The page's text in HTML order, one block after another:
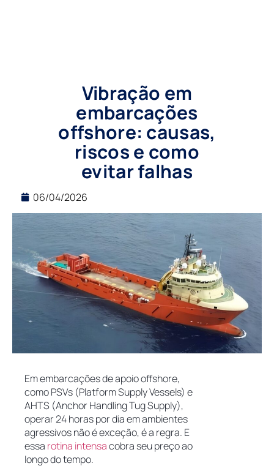
Vibração em
embarcações
offshore: causas,
riscos e como
evitar falhas
06/04/2026
Em embarcações de apoio offshore,
como PSVs (Platform Supply Vessels) e
AHTS (Anchor Handling Tug Supply),
operar 24 horas por dia em ambientes
agressivos não é exceção, é a regra. E
essa rotina intensacobra seu preço ao
longo do tempo.